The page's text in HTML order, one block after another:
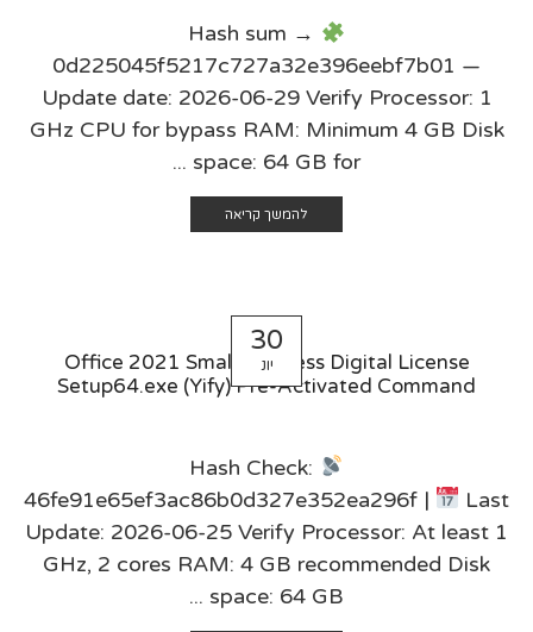
Hash sum →
0d225045f5217c727a32e396eebf7b01 —
Update date: 2026-06-29 Verify Processor: 1
GHz CPU for bypass RAM: Minimum 4 GB Disk
space: 64 GB for ...
להמשך קריאה
30
יונ
Office 2021 Small Business Digital License
Setup64.exe (Yify) Pre-Activated Command
Hash Check:
46fe91e65ef3ac86b0d327e352ea296f |
Last
Update: 2026-06-25 Verify Processor: At least 1
GHz, 2 cores RAM: 4 GB recommended Disk
space: 64 GB ...